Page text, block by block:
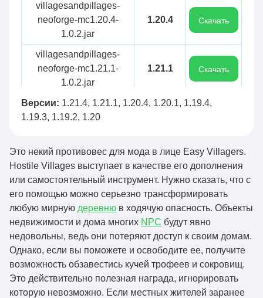
villagesandpillages-
neoforge-mc1.20.4-
1.0.2.jar
1.20.4 Скачать
villagesandpillages-
neoforge-mc1.21.1-
1.0.2.jar
1.21.1 Скачать
villagesandpillages-
fabric-mc1.21.1-1.0.2.jar
1.21.1
fabric-mc1.20.1-1.0.2.jar
villagesandpillages-
fabric-mc1.20.4-1.0.2.jar
1.20.4 Скачать
villagesandpillages-
forge-mc1.20.1-1.0.2.jar
1.20.1
villagesandpillages-
forge-mc1.19.4-1.0.2.jar
1.19.4 Скачать
villagesandpillages-
forge-mc1.19.3-1.0.2.jar
1.19.3 Скачать
Версии: 1.21.4, 1.21.1, 1.20.4, 1.20.1, 1.19.4,
1.19.3, 1.19.2, 1.20
Это некий противовес для мода в лице Easy Villagers.
Hostile Villages выступает в качестве его дополнения
или самостоятельный инструмент. Нужно сказать, что с
его помощью можно серьезно трансформировать
любую мирную деревню в ходячую опасность. Объекты
недвижимости и дома многих NPC будут явно
недовольны, ведь они потеряют доступ к своим домам.
Однако, если вы поможете и освободите ее, получите
возможность обзавестись кучей трофеев и сокровищ.
Это действительно полезная награда, игнорировать
которую невозможно. Если местных жителей заранее